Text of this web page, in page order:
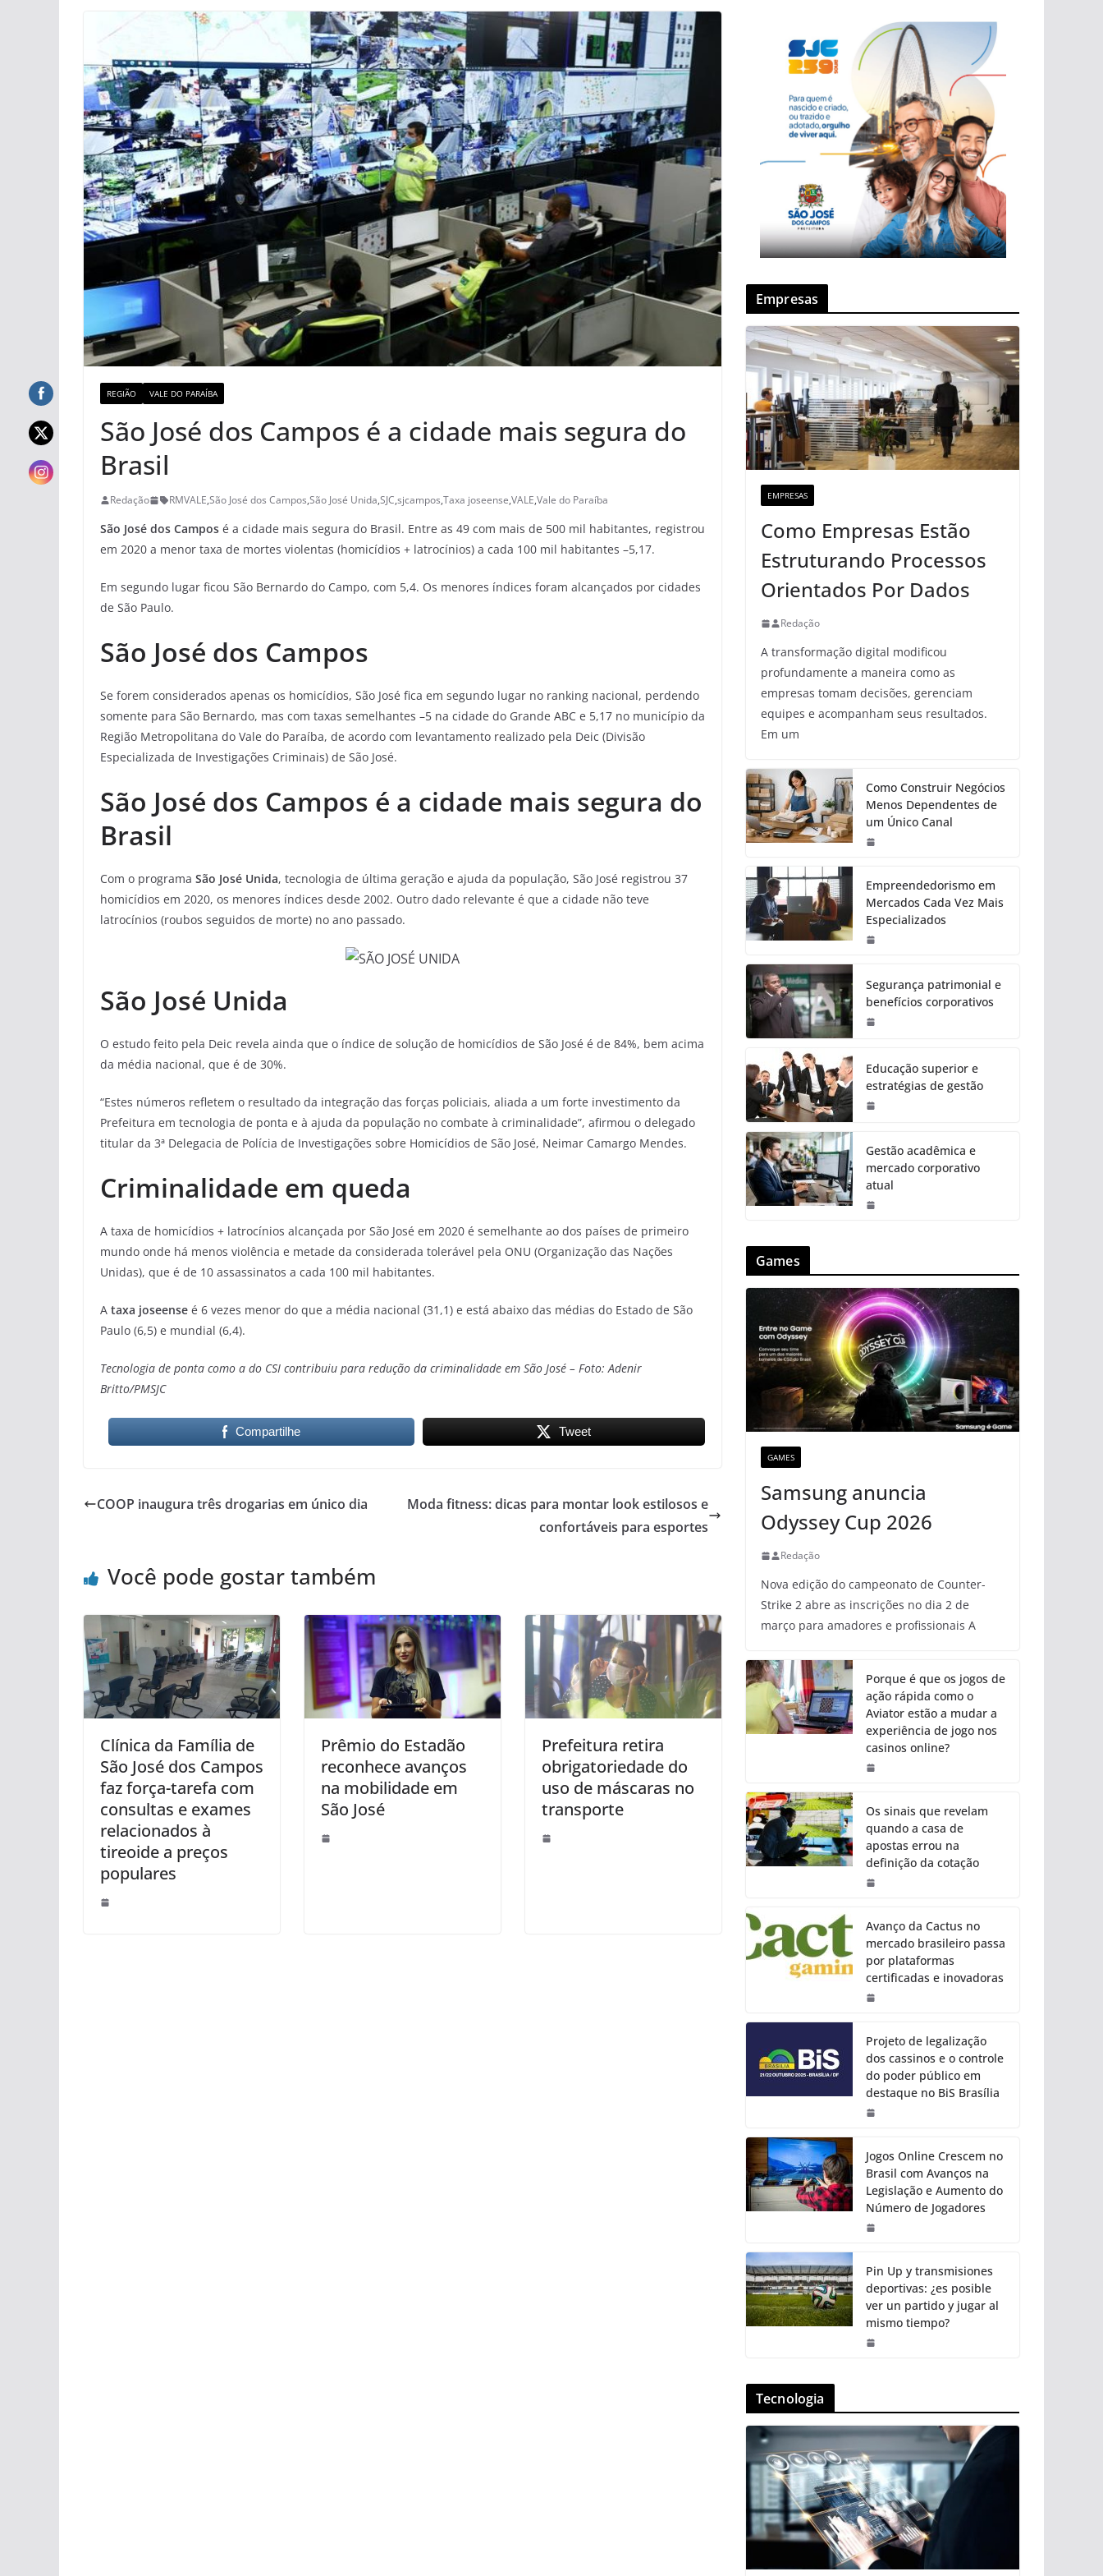
REGIÃO VALE DO PARAÍBA
São José dos Campos é a cidade mais segura do
Brasil
Redação RMVALE,São José dos Campos,São José Unida,SJC,sjcampos,Taxa joseense,VALE,Vale do Paraíba
São José dos Campos é a cidade mais segura do Brasil. Entre as 49 com mais de 500 mil habitantes, registrou
em 2020 a menor taxa de mortes violentas (homicídios + latrocínios) a cada 100 mil habitantes –5,17.
Em segundo lugar ficou São Bernardo do Campo, com 5,4. Os menores índices foram alcançados por cidades
de São Paulo.
São José dos Campos
Se forem considerados apenas os homicídios, São José fica em segundo lugar no ranking nacional, perdendo
somente para São Bernardo, mas com taxas semelhantes –5 na cidade do Grande ABC e 5,17 no município da
Região Metropolitana do Vale do Paraíba, de acordo com levantamento realizado pela Deic (Divisão
Especializada de Investigações Criminais) de São José.
São José dos Campos é a cidade mais segura do
Brasil
Com o programa São José Unida, tecnologia de última geração e ajuda da população, São José registrou 37
homicídios em 2020, os menores índices desde 2002. Outro dado relevante é que a cidade não teve
latrocínios (roubos seguidos de morte) no ano passado.
São José Unida
O estudo feito pela Deic revela ainda que o índice de solução de homicídios de São José é de 84%, bem acima
da média nacional, que é de 30%.
“Estes números refletem o resultado da integração das forças policiais, aliada a um forte investimento da
Prefeitura em tecnologia de ponta e à ajuda da população no combate à criminalidade”, afirmou o delegado
titular da 3ª Delegacia de Polícia de Investigações sobre Homicídios de São José, Neimar Camargo Mendes.
Criminalidade em queda
A taxa de homicídios + latrocínios alcançada por São José em 2020 é semelhante ao dos países de primeiro
mundo onde há menos violência e metade da considerada tolerável pela ONU (Organização das Nações
Unidas), que é de 10 assassinatos a cada 100 mil habitantes.
A taxa joseense é 6 vezes menor do que a média nacional (31,1) e está abaixo das médias do Estado de São
Paulo (6,5) e mundial (6,4).
Tecnologia de ponta como a do CSI contribuiu para redução da criminalidade em São José – Foto: Adenir
Britto/PMSJC
Compartilhe Tweet
COOP inaugura três drogarias em único dia
Moda fitness: dicas para montar look estilosos e
confortáveis para esportes
Você pode gostar também
Clínica da Família de
São José dos Campos
faz força-tarefa com
consultas e exames
relacionados à
tireoide a preços
populares
Prêmio do Estadão
reconhece avanços
na mobilidade em
São José
Prefeitura retira
obrigatoriedade do
uso de máscaras no
transporte
Empresas
EMPRESAS
Como Empresas Estão
Estruturando Processos
Orientados Por Dados
Redação
A transformação digital modificou
profundamente a maneira como as
empresas tomam decisões, gerenciam
equipes e acompanham seus resultados.
Em um
Como Construir Negócios
Menos Dependentes de
um Único Canal
Empreendedorismo em
Mercados Cada Vez Mais
Especializados
Segurança patrimonial e
benefícios corporativos
Educação superior e
estratégias de gestão
Gestão acadêmica e
mercado corporativo
atual
Games
GAMES
Samsung anuncia
Odyssey Cup 2026
Redação
Nova edição do campeonato de Counter-
Strike 2 abre as inscrições no dia 2 de
março para amadores e profissionais A
Porque é que os jogos de
ação rápida como o
Aviator estão a mudar a
experiência de jogo nos
casinos online?
Os sinais que revelam
quando a casa de
apostas errou na
definição da cotação
Avanço da Cactus no
mercado brasileiro passa
por plataformas
certificadas e inovadoras
Projeto de legalização
dos cassinos e o controle
do poder público em
destaque no BiS Brasília
Jogos Online Crescem no
Brasil com Avanços na
Legislação e Aumento do
Número de Jogadores
Pin Up y transmisiones
deportivas: ¿es posible
ver un partido y jugar al
mismo tiempo?
Tecnologia